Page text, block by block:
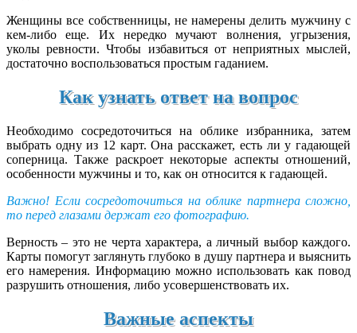
Женщины все собственницы, не намерены делить мужчину с
кем-либо еще. Их нередко мучают волнения, угрызения,
уколы ревности. Чтобы избавиться от неприятных мыслей,
достаточно воспользоваться простым гаданием.
Как узнать ответ на вопрос
Необходимо сосредоточиться на облике избранника, затем
выбрать одну из 12 карт. Она расскажет, есть ли у гадающей
соперница. Также раскроет некоторые аспекты отношений,
особенности мужчины и то, как он относится к гадающей.
Важно! Если сосредоточиться на облике партнера сложно,
то перед глазами держат его фотографию.
Верность – это не черта характера, а личный выбор каждого.
Карты помогут заглянуть глубоко в душу партнера и выяснить
его намерения. Информацию можно использовать как повод
разрушить отношения, либо усовершенствовать их.
Важные аспекты